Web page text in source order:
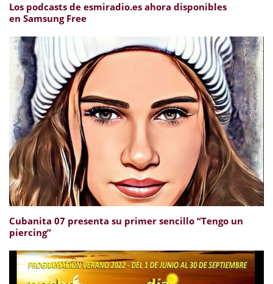
Los podcasts de esmiradio.es ahora disponibles
en Samsung Free
Cubanita 07 presenta su primer sencillo “Tengo un
piercing”